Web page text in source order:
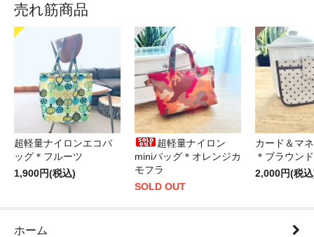
売れ筋商品
超軽量ナイロンエコバ
ッグ＊フルーツ
1,900円(税込)
超軽量ナイロン
miniバッグ＊オレンジカ
モフラ
SOLD OUT
カード＆マ
＊ブラウン
2,000円(税
ホーム